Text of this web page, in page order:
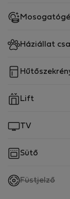
Háziállat
Lift
TV
Sütő
Füstjelző,